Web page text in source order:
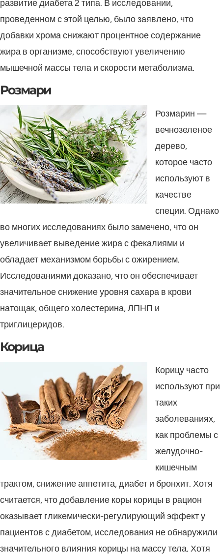
развитие диабета 2 типа. В исследовании,
проведенном с этой целью, было заявлено, что
добавки хрома снижают процентное содержание
жира в организме, способствуют увеличению
мышечной массы тела и скорости метаболизма.
Розмари
Розмарин —
вечнозеленое
дерево,
которое часто
используют в
качестве
специи. Однако
во многих исследованиях было замечено, что он
увеличивает выведение жира с фекалиями и
обладает механизмом борьбы с ожирением.
Исследованиями доказано, что он обеспечивает
значительное снижение уровня сахара в крови
натощак, общего холестерина, ЛПНП и
триглицеридов.
Корица
Корицу часто
используют при
таких
заболеваниях,
как проблемы с
желудочно-
кишечным
трактом, снижение аппетита, диабет и бронхит. Хотя
считается, что добавление коры корицы в рацион
оказывает гликемически-регулирующий эффект у
пациентов с диабетом, исследования не обнаружили
значительного влияния корицы на массу тела. Хотя